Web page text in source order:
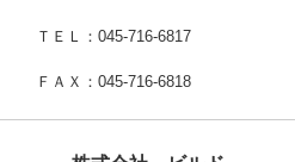
ＴＥＬ：045-716-6817
ＦＡＸ：045-716-6818